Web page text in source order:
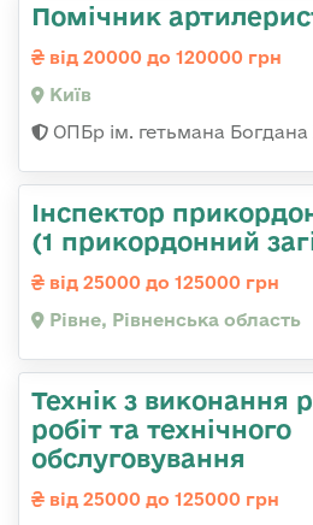
Помічник
від 20000 до 120000 грн
Київ
ОПБр ім. гетьмана
Інспектор
(1 прикордонний
від 25000 до 125000 грн
Рівне, Рівненська область
Технік з виконання
робіт та технічного
обслуговування
від 25000 до 125000 грн